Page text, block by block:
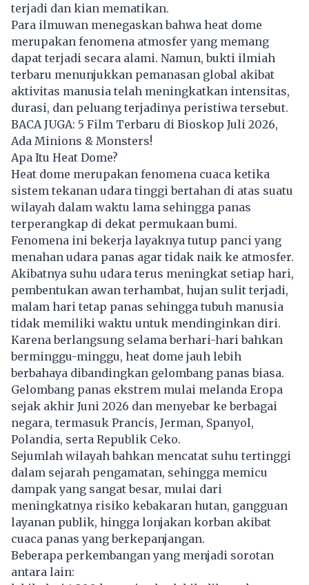
terjadi dan kian mematikan.
Para ilmuwan menegaskan bahwa heat dome
merupakan fenomena atmosfer yang memang
dapat terjadi secara alami. Namun, bukti ilmiah
terbaru menunjukkan pemanasan global akibat
aktivitas manusia telah meningkatkan intensitas,
durasi, dan peluang terjadinya peristiwa tersebut.
BACA JUGA: 5 Film Terbaru di Bioskop Juli 2026,
Ada Minions & Monsters!
Apa Itu Heat Dome?
Heat dome merupakan fenomena cuaca ketika
sistem tekanan udara tinggi bertahan di atas suatu
wilayah dalam waktu lama sehingga panas
terperangkap di dekat permukaan bumi.
Fenomena ini bekerja layaknya tutup panci yang
menahan udara panas agar tidak naik ke atmosfer.
Akibatnya suhu udara terus meningkat setiap hari,
pembentukan awan terhambat, hujan sulit terjadi,
malam hari tetap panas sehingga tubuh manusia
tidak memiliki waktu untuk mendinginkan diri.
Karena berlangsung selama berhari-hari bahkan
berminggu-minggu, heat dome jauh lebih
berbahaya dibandingkan gelombang panas biasa.
Gelombang panas ekstrem mulai melanda Eropa
sejak akhir Juni 2026 dan menyebar ke berbagai
negara, termasuk Prancis, Jerman, Spanyol,
Polandia, serta Republik Ceko.
Sejumlah wilayah bahkan mencatat suhu tertinggi
dalam sejarah pengamatan, sehingga memicu
dampak yang sangat besar, mulai dari
meningkatnya risiko kebakaran hutan, gangguan
layanan publik, hingga lonjakan korban akibat
cuaca panas yang berkepanjangan.
Beberapa perkembangan yang menjadi sorotan
antara lain: